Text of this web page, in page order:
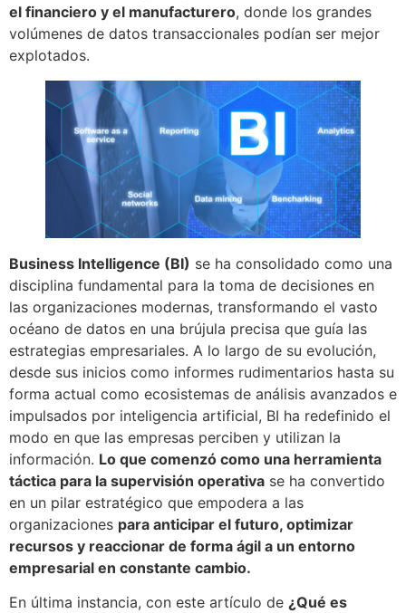
el financiero y el manufacturero, donde los grandes
volúmenes de datos transaccionales podían ser mejor
explotados.
Business Intelligence (BI) se ha consolidado como una
disciplina fundamental para la toma de decisiones en
las organizaciones modernas, transformando el vasto
océano de datos en una brújula precisa que guía las
estrategias empresariales. A lo largo de su evolución,
desde sus inicios como informes rudimentarios hasta su
forma actual como ecosistemas de análisis avanzados e
impulsados por inteligencia artificial, BI ha redefinido el
modo en que las empresas perciben y utilizan la
información. Lo que comenzó como una herramienta
táctica para la supervisión operativa se ha convertido
en un pilar estratégico que empodera a las
organizaciones para anticipar el futuro, optimizar
recursos y reaccionar de forma ágil a un entorno
empresarial en constante cambio.
En última instancia, con este artículo de ¿Qué es